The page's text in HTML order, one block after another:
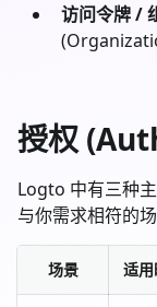
访问令牌 /
授权
Logto 中有三种
与你需求相符的场
场景 适